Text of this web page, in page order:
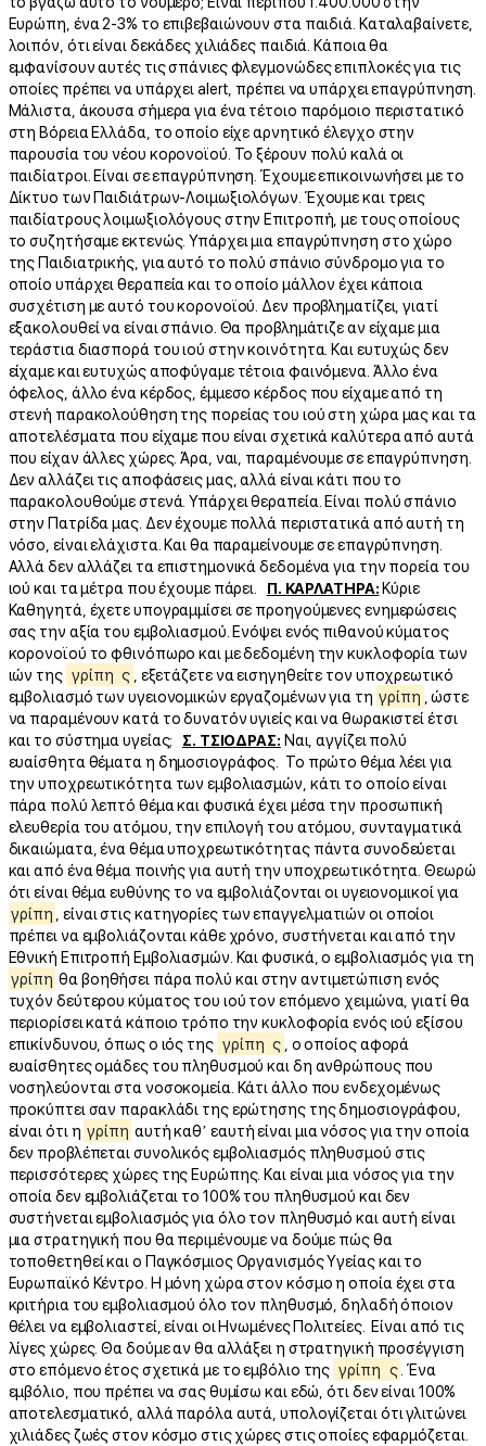
Ευρώπη, ένα 2-3% το επιβεβαιώνουν στα παιδιά. Καταλαβαίνετε,
λοιπόν, ότι είναι δεκάδες χιλιάδες παιδιά. Κάποια θα
εμφανίσουν αυτές τις σπάνιες φλεγμονώδες επιπλοκές για τις
οποίες πρέπει να υπάρχει alert, πρέπει να υπάρχει επαγρύπνηση.
Μάλιστα, άκουσα σήμερα για ένα τέτοιο παρόμοιο περιστατικό
στη Βόρεια Ελλάδα, το οποίο είχε αρνητικό έλεγχο στην
παρουσία του νέου κορoνοϊού. Το ξέρουν πολύ καλά οι
παιδίατροι. Είναι σε επαγρύπνηση. Έχουμε επικοινωνήσει με το
Δίκτυο των Παιδιάτρων-Λοιμωξιολόγων. Έχουμε και τρεις
παιδίατρους λοιμωξιολόγους στην Επιτροπή, με τους οποίους
το συζητήσαμε εκτενώς. Υπάρχει μια επαγρύπνηση στο χώρο
της Παιδιατρικής, για αυτό το πολύ σπάνιο σύνδρομο για το
οποίο υπάρχει θεραπεία και το οποίο μάλλον έχει κάποια
συσχέτιση με αυτό του κορονοϊού. Δεν προβληματίζει, γιατί
εξακολουθεί να είναι σπάνιο. Θα προβλημάτιζε αν είχαμε μια
τεράστια διασπορά του ιού στην κοινότητα. Και ευτυχώς δεν
είχαμε και ευτυχώς αποφύγαμε τέτοια φαινόμενα. Άλλο ένα
όφελος, άλλο ένα κέρδος, έμμεσο κέρδος που είχαμε από τη
στενή παρακολούθηση της πορείας του ιού στη χώρα μας και τα
αποτελέσματα που είχαμε που είναι σχετικά καλύτερα από αυτά
που είχαν άλλες χώρες. Άρα, ναι, παραμένουμε σε επαγρύπνηση.
Δεν αλλάζει τις αποφάσεις μας, αλλά είναι κάτι που το
παρακολουθούμε στενά. Υπάρχει θεραπεία. Είναι πολύ σπάνιο
στην Πατρίδα μας. Δεν έχουμε πολλά περιστατικά από αυτή τη
νόσο, είναι ελάχιστα. Και θα παραμείνουμε σε επαγρύπνηση.
Αλλά δεν αλλάζει τα επιστημονικά δεδομένα για την πορεία του
ιού και τα μέτρα που έχουμε πάρει. Π. ΚΑΡΛΑΤΗΡΑ: Κύριε
Καθηγητά, έχετε υπογραμμίσει σε προηγούμενες ενημερώσεις
σας την αξία του εμβολιασμού. Ενόψει ενός πιθανού κύματος
κορονοϊού το φθινόπωρο και με δεδομένη την κυκλοφορία των
ιών της γρίπη ς
, εξετάζετε να εισηγηθείτε τον υποχρεωτικό
εμβολιασμό των υγειονομικών εργαζομένων για τη γρίπη
, ώστε
να παραμένουν κατά το δυνατόν υγιείς και να θωρακιστεί έτσι
και το σύστημα υγείας; Σ. ΤΣΙΟΔΡΑΣ: Ναι, αγγίζει πολύ
ευαίσθητα θέματα η δημοσιογράφος. Το πρώτο θέμα λέει για
την υποχρεωτικότητα των εμβολιασμών, κάτι το οποίο είναι
πάρα πολύ λεπτό θέμα και φυσικά έχει μέσα την προσωπική
ελευθερία του ατόμου, την επιλογή του ατόμου, συνταγματικά
δικαιώματα, ένα θέμα υποχρεωτικότητας πάντα συνοδεύεται
και από ένα θέμα ποινής για αυτή την υποχρεωτικότητα. Θεωρώ
ότι είναι θέμα ευθύνης το να εμβολιάζονται οι υγειονομικοί για
γρίπη
, είναι στις κατηγορίες των επαγγελματιών οι οποίοι
πρέπει να εμβολιάζονται κάθε χρόνο, συστήνεται και από την
Εθνική Επιτροπή Εμβολιασμών. Και φυσικά, ο εμβολιασμός για τη
γρίπη θα βοηθήσει πάρα πολύ και στην αντιμετώπιση ενός
τυχόν δεύτερου κύματος του ιού τον επόμενο χειμώνα, γιατί θα
περιορίσει κατά κάποιο τρόπο την κυκλοφορία ενός ιού εξίσου
επικίνδυνου, όπως ο ιός της γρίπη ς
, ο οποίος αφορά
ευαίσθητες ομάδες του πληθυσμού και δη ανθρώπους που
νοσηλεύονται στα νοσοκομεία. Κάτι άλλο που ενδεχομένως
προκύπτει σαν παρακλάδι της ερώτησης της δημοσιογράφου,
είναι ότι η γρίπη αυτή καθ’ εαυτή είναι μια νόσος για την οποία
δεν προβλέπεται συνολικός εμβολιασμός πληθυσμού στις
περισσότερες χώρες της Ευρώπης. Και είναι μια νόσος για την
οποία δεν εμβολιάζεται το 100% του πληθυσμού και δεν
συστήνεται εμβολιασμός για όλο τον πληθυσμό και αυτή είναι
μια στρατηγική που θα περιμένουμε να δούμε πώς θα
τοποθετηθεί και ο Παγκόσμιος Οργανισμός Υγείας και το
Ευρωπαϊκό Κέντρο. Η μόνη χώρα στον κόσμο η οποία έχει στα
κριτήρια του εμβολιασμού όλο τον πληθυσμό, δηλαδή όποιον
θέλει να εμβολιαστεί, είναι οι Ηνωμένες Πολιτείες. Είναι από τις
λίγες χώρες. Θα δούμε αν θα αλλάξει η στρατηγική προσέγγιση
στο επόμενο έτος σχετικά με το εμβόλιο της γρίπη ς . Ένα
εμβόλιο, που πρέπει να σας θυμίσω και εδώ, ότι δεν είναι 100%
αποτελεσματικό, αλλά παρόλα αυτά, υπολογίζεται ότι γλιτώνει
χιλιάδες ζωές στον κόσμο στις χώρες στις οποίες εφαρμόζεται.